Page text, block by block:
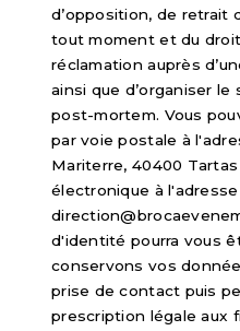
d’opposition, de retrait
tout moment et du droit
réclamation auprès
ainsi que d’organiser
post-mortem. Vous
par voie postale à
Mariterre, 40400
électronique à l'adresse
d'identité pourra vous
conservons vos
prise de contact puis
prescription légale aux